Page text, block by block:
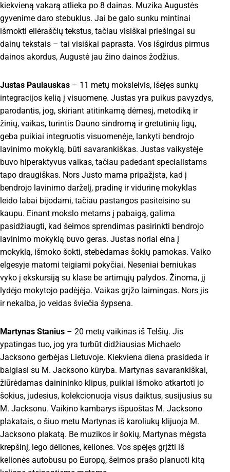
kiekvieną vakarą atlieka po 8 dainas. Muzika Augustės
gyvenime daro stebuklus. Jai be galo sunku mintinai
išmokti eilėraščių tekstus, tačiau visiškai priešingai su
dainų tekstais – tai visiškai paprasta. Vos išgirdus pirmus
dainos akordus, Augustė jau žino dainos žodžius.
Justas Paulauskas – 11 metų moksleivis, išėjęs sunkų
integracijos kelią į visuomenę. Justas yra puikus pavyzdys,
parodantis, jog, skiriant atitinkamą dėmesį, metodiką ir
žinių, vaikas, turintis Dauno sindromą ir gretutinių ligų,
geba puikiai integruotis visuomenėje, lankyti bendrojo
lavinimo mokyklą, būti savarankiškas. Justas vaikystėje
buvo hiperaktyvus vaikas, tačiau padedant specialistams
tapo draugiškas. Nors Justo mama pripažįsta, kad į
bendrojo lavinimo darželį, pradinę ir vidurinę mokyklas
leido labai bijodami, tačiau pastangos pasiteisino su
kaupu. Einant mokslo metams į pabaigą, galima
pasidžiaugti, kad šeimos sprendimas pasirinkti bendrojo
lavinimo mokyklą buvo geras. Justas noriai eina į
mokyklą, išmoko šokti, stebėdamas šokių pamokas. Vaiko
elgesyje matomi teigiami pokyčiai. Neseniai berniukas
vyko į ekskursiją su klase be artimųjų palydos. Žinoma, jį
lydėjo mokytojo padėjėja. Vaikas grįžo laimingas. Nors jis
ir nekalba, jo veidas šviečia šypsena.
Martynas Stanius – 20 metų vaikinas iš Telšių. Jis
ypatingas tuo, jog yra turbūt didžiausias Michaelo
Jacksono gerbėjas Lietuvoje. Kiekviena diena prasideda ir
baigiasi su M. Jacksono kūryba. Martynas savarankiškai,
žiūrėdamas dainininko klipus, puikiai išmoko atkartoti jo
šokius, judesius, kolekcionuoja visus daiktus, susijusius su
M. Jacksonu. Vaikino kambarys išpuoštas M. Jacksono
plakatais, o šiuo metu Martynas iš karoliukų klijuoja M.
Jacksono plakatą. Be muzikos ir šokių, Martynas mėgsta
krepšinį, lego dėliones, keliones. Vos spėjęs grįžti iš
kelionės autobusu po Europą, šeimos prašo planuoti kitą